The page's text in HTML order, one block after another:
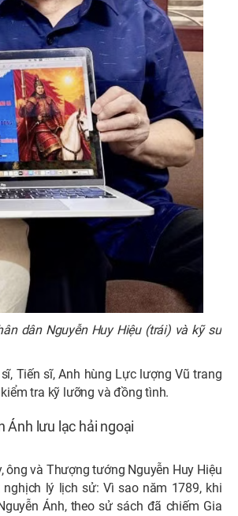
dân Nguyễn Huy Hiệu (trái) và kỹ sư
Tiến sĩ, Anh hùng Lực lượng Vũ trang
tra kỹ lưỡng và đồng tình.
Ánh lưu lạc hải ngoại
ông và Thượng tướng Nguyễn Huy Hiệu
lý lịch sử: Vì sao năm 1789, khi
Ánh, theo sử sách đã chiếm Gia